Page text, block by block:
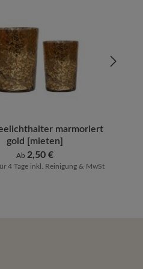
oder zu
Wert ein oder
marmoriert
gold [mieten]
Regulärer Preis:
Ab 2,50 €
4 Tage inkl. Reinigung & MwSt